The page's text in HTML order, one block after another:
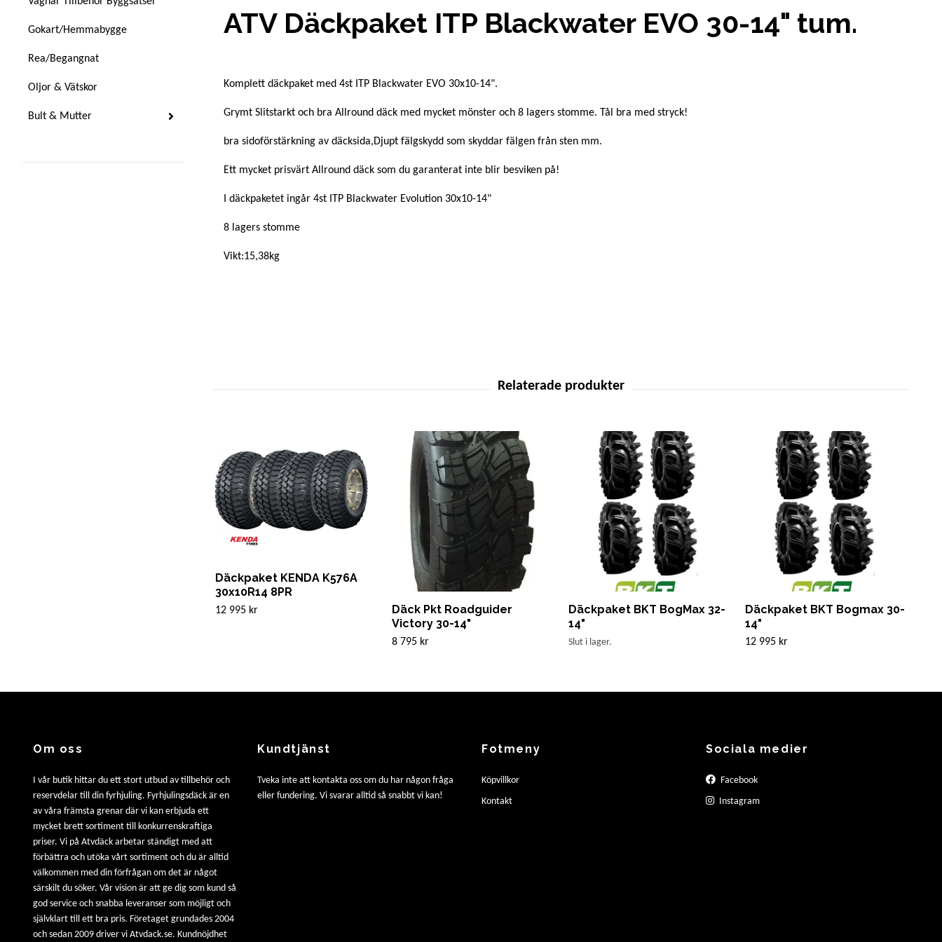
Gokart/Hemmabygge
Rea/Begangnat
Oljor & Vätskor
Bult & Mutter
ATV Däckpaket ITP Blackwater EVO 30-14" tum.
Komplett däckpaket med 4st ITP Blackwater EVO 30x10-14".
Grymt Slitstarkt och bra Allround däck med mycket mönster och 8 lagers stomme. Tål bra med stryck!
bra sidoförstärkning av däcksida,Djupt fälgskydd som skyddar fälgen från sten mm.
Ett mycket prisvärt Allround däck som du garanterat inte blir besviken på!
I däckpaketet ingår 4st ITP Blackwater Evolution 30x10-14"
8 lagers stomme
Vikt:15,38kg
Däckpaket KENDA K576A
30x10R14 8PR
12 995 kr
Däck Pkt Roadguider
Victory 30-14"
8 795 kr
Däckpaket BKT BogMax 32-
14"
Slut i lager.
Däckpaket BKT Bogmax 30-
14"
12 995 kr
Om oss
I vår butik hittar du ett stort utbud av tillbehör och
reservdelar till din fyrhjuling. Fyrhjulingsdäck är en
av våra främsta grenar där vi kan erbjuda ett
mycket brett sortiment till konkurrenskraftiga
priser. Vi på Atvdäck arbetar ständigt med att
förbättra och utöka vårt sortiment och du är alltid
välkommen med din förfrågan om det är något
särskilt du söker. Vår vision är att ge dig som kund så
god service och snabba leveranser som möjligt och
självklart till ett bra pris. Företaget grundades 2004
och sedan 2009 driver vi Atvdack.se. Kundnöjdhet
Kundtjänst
Tveka inte att kontakta oss om du har någon fråga
eller fundering. Vi svarar alltid så snabbt vi kan!
Fotmeny
Köpvillkor
Kontakt
Sociala medier
Facebook
Instagram